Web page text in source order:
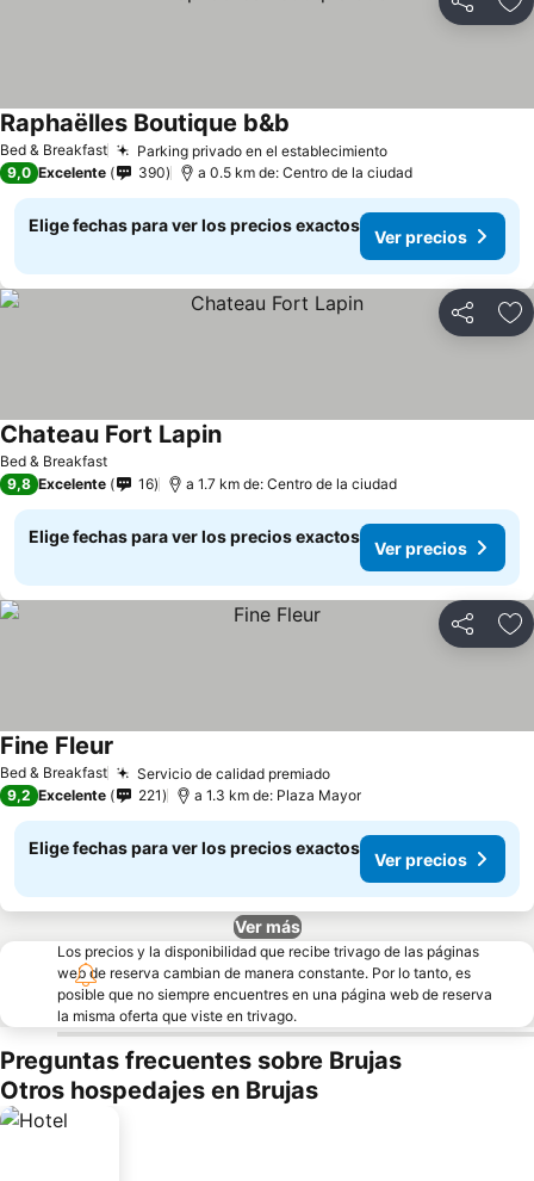
Compartir
Bed & Breakfast Parking privado en el establecimientoVer precios
Raphaëlles Boutique b&b
9,0 Excelente 390 a 0.5 km de: Centro de la ciudad
Elige fechas para ver los precios exactos
Ver precios
Compartir
Bed & Breakfast
Chateau Fort LapinVer precios
9,8 Excelente 16 a 1.7 km de: Centro de la ciudad
Elige fechas para ver los precios exactos
Ver precios
Compartir
Bed & Breakfast Servicio de calidad premiadoVer precios
Fine Fleur
9,2 Excelente 221 a 1.3 km de: Plaza Mayor
Elige fechas para ver los precios exactos
Ver precios
Ver más
Los precios y la disponibilidad que recibe trivago de las páginas
web de reserva cambian de manera constante. Por lo tanto, es
posible que no siempre encuentres en una página web de reserva
la misma oferta que viste en trivago.
Preguntas frecuentes sobre Brujas
Otros hospedajes en Brujas